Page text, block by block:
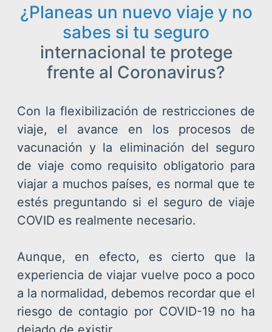
¿Planeas un nuevo viaje y no
sabes si tu seguro
internacional te protege
frente al Coronavirus?
Con la flexibilización de restricciones de
viaje, el avance en los procesos de
vacunación y la eliminación del seguro
de viaje como requisito obligatorio para
viajar a muchos países, es normal que te
estés preguntando si el seguro de viaje
COVID es realmente necesario.
Aunque, en efecto, es cierto que la
experiencia de viajar vuelve poco a poco
a la normalidad, debemos recordar que el
riesgo de contagio por COVID-19 no ha